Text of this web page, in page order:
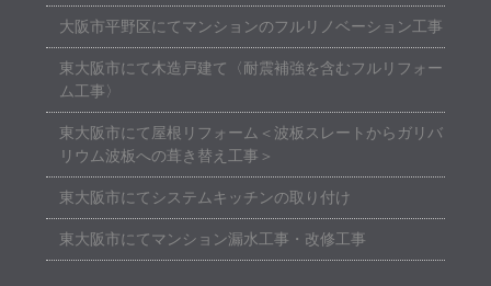
大阪市平野区にてマンションのフルリノベーション工事
東大阪市にて木造戸建て〈耐震補強を含むフルリフォー
ム工事〉
東大阪市にて屋根リフォーム＜波板スレートからガリバ
リウム波板への葺き替え工事＞
東大阪市にてシステムキッチンの取り付け
東大阪市にてマンション漏水工事・改修工事